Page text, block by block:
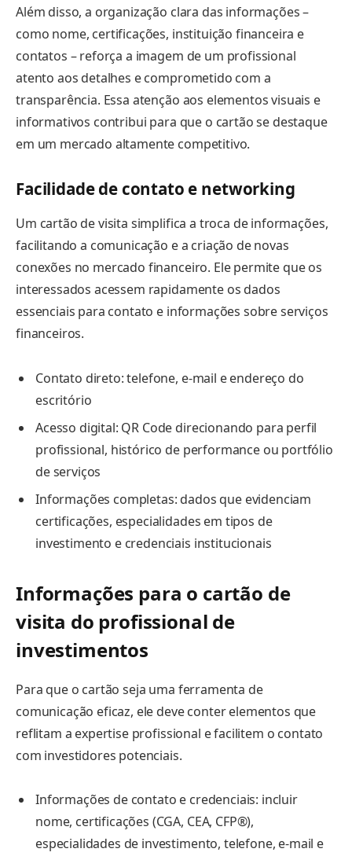
Além disso, a organização clara das informações –
como nome, certificações, instituição financeira e
contatos – reforça a imagem de um profissional
atento aos detalhes e comprometido com a
transparência. Essa atenção aos elementos visuais e
informativos contribui para que o cartão se destaque
em um mercado altamente competitivo.
Facilidade de contato e networking
Um cartão de visita simplifica a troca de informações,
facilitando a comunicação e a criação de novas
conexões no mercado financeiro. Ele permite que os
interessados acessem rapidamente os dados
essenciais para contato e informações sobre serviços
financeiros.
Contato direto: telefone, e-mail e endereço do
escritório
Acesso digital: QR Code direcionando para perfil
profissional, histórico de performance ou portfólio
de serviços
Informações completas: dados que evidenciam
certificações, especialidades em tipos de
investimento e credenciais institucionais
Informações para o cartão de
visita do profissional de
investimentos
Para que o cartão seja uma ferramenta de
comunicação eficaz, ele deve conter elementos que
reflitam a expertise profissional e facilitem o contato
com investidores potenciais.
Informações de contato e credenciais: incluir
nome, certificações (CGA, CEA, CFP®),
especialidades de investimento, telefone, e-mail e